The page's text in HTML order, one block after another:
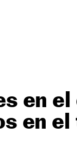
en
en